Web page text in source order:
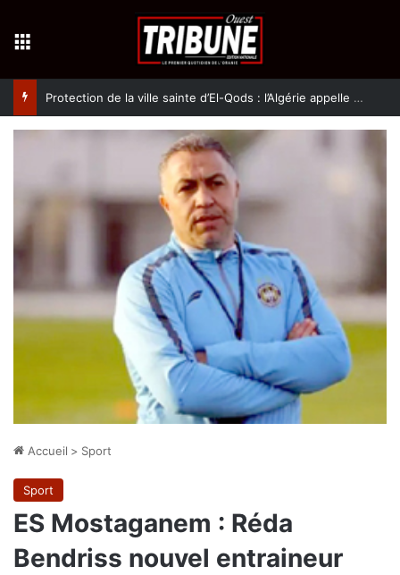
Protection de la ville sainte d’El-Qods : l’Algérie appelle à une action collective
Accueil > Sport
Sport
ES Mostaganem : Réda
Bendriss nouvel entraineur